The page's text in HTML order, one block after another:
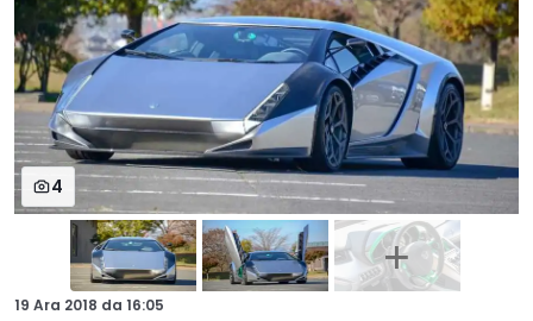
4
19 Ara 2018 da 16:05